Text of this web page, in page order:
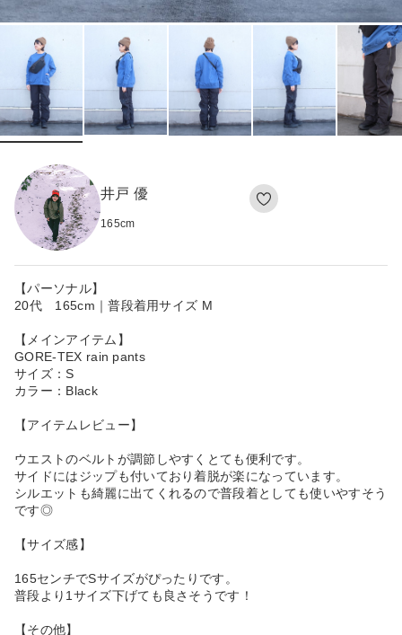
井戸 優
165cm
【パーソナル】
20代 165cm｜普段着用サイズ M
【メインアイテム】
GORE-TEX rain pants
サイズ：S
カラー：Black
【アイテムレビュー】
ウエストのベルトが調節しやすくとても便利です。
サイドにはジップも付いており着脱が楽になっています。
シルエットも綺麗に出てくれるので普段着としても使いやすそう
です◎
【サイズ感】
165センチでSサイズがぴったりです。
普段より1サイズ下げても良さそうです！
【その他】